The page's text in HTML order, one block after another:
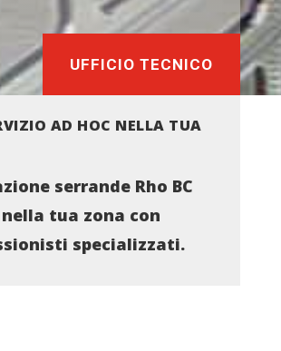
UFFICIO TECNICO
AD HOC NELLA TUA
serrande Rho BC
tua zona con
specializzati.